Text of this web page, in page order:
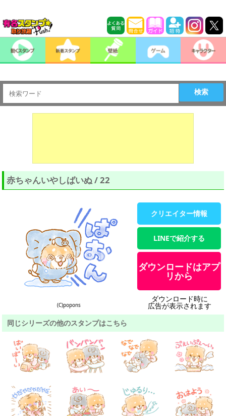
検索
赤ちゃんいやしばいぬ / 22
(C)popons
クリエイター情報
LINEで紹介する
ダウンロードはアプ
リから
ダウンロード時に
広告が表示されます
同じシリーズの他のスタンプはこちら